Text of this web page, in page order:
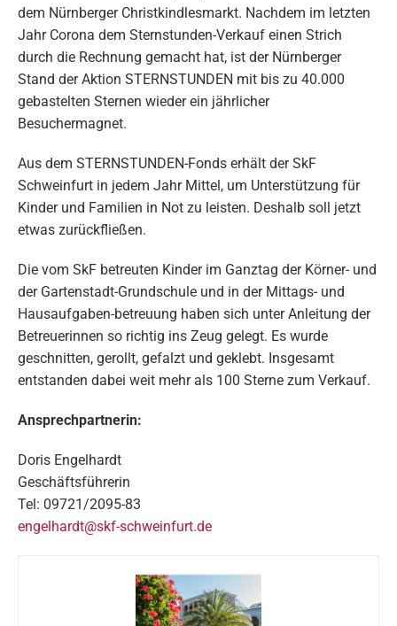
dem Nürnberger Christkindlesmarkt. Nachdem im letzten
Jahr Corona dem Sternstunden-Verkauf einen Strich
durch die Rechnung gemacht hat, ist der Nürnberger
Stand der Aktion STERNSTUNDEN mit bis zu 40.000
gebastelten Sternen wieder ein jährlicher
Besuchermagnet.
Aus dem STERNSTUNDEN-Fonds erhält der SkF
Schweinfurt in jedem Jahr Mittel, um Unterstützung für
Kinder und Familien in Not zu leisten. Deshalb soll jetzt
etwas zurückfließen.
Die vom SkF betreuten Kinder im Ganztag der Körner- und
der Gartenstadt-Grundschule und in der Mittags- und
Hausaufgaben-betreuung haben sich unter Anleitung der
Betreuerinnen so richtig ins Zeug gelegt. Es wurde
geschnitten, gerollt, gefalzt und geklebt. Insgesamt
entstanden dabei weit mehr als 100 Sterne zum Verkauf.
Ansprechpartnerin:
Doris Engelhardt
Geschäftsführerin
Tel: 09721/2095-83
engelhardt@skf-schweinfurt.de